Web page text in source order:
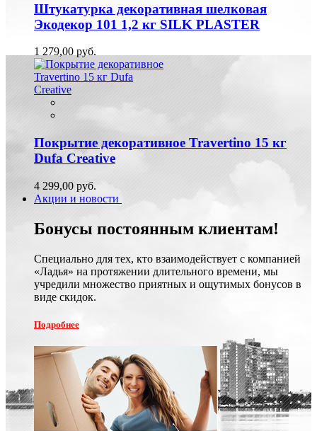
Штукатурка декоративная шелковая
Экодекор 101 1,2 кг SILK PLASTER
1 279,00 руб.
Покрытие декоративное Travertino 15 кг
Dufa Creative
4 299,00 руб.
Акции и новости
Бонусы постоянным клиентам!
Специально для тех, кто взаимодействует с компанией
«Ладья» на протяжении длительного времени, мы
учредили множество приятных и ощутимых бонусов в
виде скидок.
Подробнее